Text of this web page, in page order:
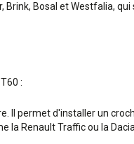
Bosal et Westfalia,
:
Il permet d'installer un
la Renault Traffic ou la